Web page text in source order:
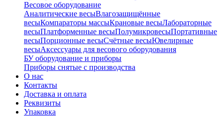
Весовое оборудование
Аналитические весыВлагозащищённые
весыКомпараторы массыКрановые весыЛабораторные
весыПлатформенные весыПолумикровесыПортативные
весыПорционные весыСчётные весыЮвелирные
весыАксессуары для весового оборудования
БУ оборудование и приборы
Приборы снятые с производства
О нас
Контакты
Доставка и оплата
Реквизиты
Упаковка